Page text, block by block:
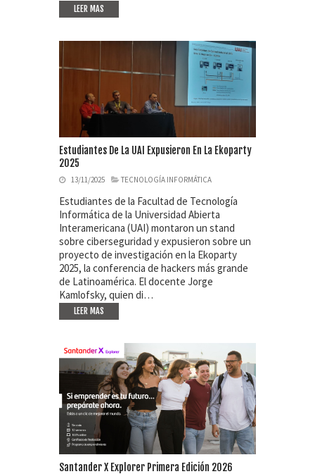
LEER MAS
Estudiantes De La UAI Expusieron En La Ekoparty
2025
13/11/2025 TECNOLOGÍA INFORMÁTICA
Estudiantes de la Facultad de Tecnología
Informática de la Universidad Abierta
Interamericana (UAI) montaron un stand
sobre ciberseguridad y expusieron sobre un
proyecto de investigación en la Ekoparty
2025, la conferencia de hackers más grande
de Latinoamérica. El docente Jorge
Kamlofsky, quien di…
LEER MAS
Santander X Explorer Primera Edición 2026